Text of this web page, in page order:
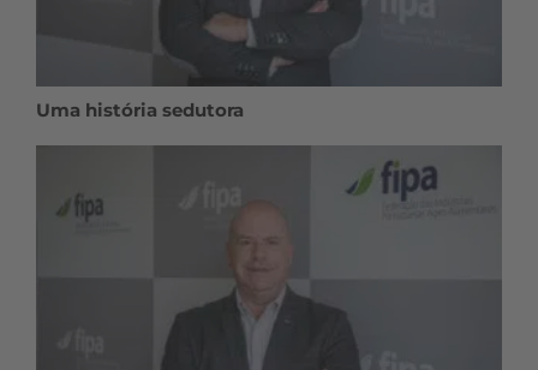
Uma história sedutora